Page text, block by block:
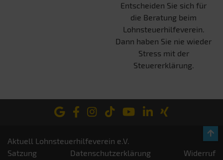
Entscheiden Sie sich für
die Beratung beim
Lohnsteuerhilfeverein.
Dann haben Sie nie wieder
Stress mit der
Steuererklärung.
Aktuell Lohnsteuerhilfeverein e.V.
Satzung
Datenschutzerklärung Widerruf